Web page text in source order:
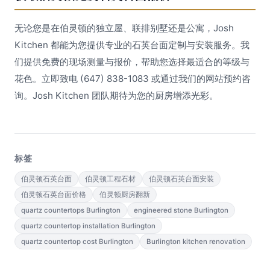
无论您是在伯灵顿的独立屋、联排别墅还是公寓，Josh
Kitchen 都能为您提供专业的石英台面定制与安装服务。我
们提供免费的现场测量与报价，帮助您选择最适合的等级与
花色。立即致电 (647) 838-1083 或通过我们的网站预约咨
询。Josh Kitchen 团队期待为您的厨房增添光彩。
标签
伯灵顿石英台面 伯灵顿工程石材
伯灵顿石英台面安装
伯灵顿石英台面价格
伯灵顿厨房翻新
quartz countertops Burlington
engineered stone Burlington
quartz countertop installation Burlington
quartz countertop cost Burlington
Burlington kitchen renovation